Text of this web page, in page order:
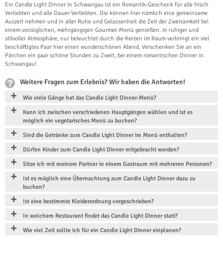
Ein Candle Light Dinner in Schwangau ist ein Romantik-Geschenk für alle frisch
Verliebten und alle Dauer-Verliebten. Die können hier nämlich eine gemeinsame
Auszeit nehmen und in aller Ruhe und Gelassenheit die Zeit der Zweisamkeit bei
einem vorzüglichen, mehrgängigen Gourmet-Menü genießen. In ruhiger und
stilvoller Atmosphäre, nur beleuchtet durch die Kerzen im Raum verbringt ein viel
beschäftigtes Paar hier einen wunderschönen Abend. Verschenken Sie an ein
Pärchen ein paar schöne Stunden zu Zweit, bei einem romantischen Dinner in
Schwangau!
Weitere Fragen zum Erlebnis? Wir haben die Antworten!
Wie viele Gänge hat das Candle Light Dinner-Menü?
Kann ich zwischen verschiedenen Hauptgängen wählen und ist es
möglich ein vegetarisches Menü zu buchen?
Sind die Getränke zum Candle Light Dinner im Menü enthalten?
Dürfen Kinder zum Candle Light Dinner mitgebracht werden?
Sitze ich mit meinem Partner in einem Gastraum mit mehreren Personen?
Ist es möglich eine Übernachtung zum Candle Light Dinner dazu zu
buchen?
Ist eine bestimmte Kleiderordnung vorgeschrieben?
In welchem Restaurant findet das Candle Light Dinner statt?
Wie viel Zeit sollte ich für ein Candle Light Dinner einplanen?